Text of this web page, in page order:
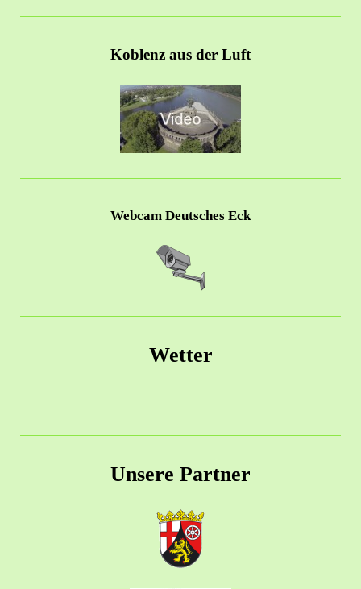
Koblenz aus der Luft
Webcam Deutsches Eck
Wetter
Unsere Partner